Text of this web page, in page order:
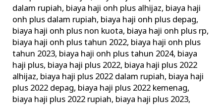
dalam rupiah, biaya haji onh plus alhijaz, biaya haji
onh plus dalam rupiah, biaya haji onh plus depag,
biaya haji onh plus non kuota, biaya haji onh plus rp,
biaya haji onh plus tahun 2022, biaya haji onh plus
tahun 2023, biaya haji onh plus tahun 2024, biaya
haji plus, biaya haji plus 2022, biaya haji plus 2022
alhijaz, biaya haji plus 2022 dalam rupiah, biaya haji
plus 2022 depag, biaya haji plus 2022 kemenag,
biaya haji plus 2022 rupiah, biaya haji plus 2023,